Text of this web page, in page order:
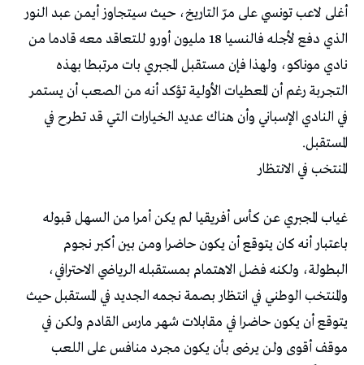
أغلى لاعب تونسي على مرّ التاريخ، حيث سيتجاوز أيمن عبد النور
الذي دفع لأجله فالنسيا 18 مليون أورو للتعاقد معه قادما من
نادي موناكو، ولهذا فإن مستقبل المجبري بات مرتبطا بهذه
التجربة رغم أن المعطيات الأولية تؤكد أنه من الصعب أن يستمر
في النادي الإسباني وأن هناك عديد الخيارات التي قد تطرح في
المستقبل.
المنتخب في الانتظار
غياب المجبري عن كأس أفريقيا لم يكن أمرا من السهل قبوله
باعتبار أنه كان يتوقع أن يكون حاضرا ومن بين أكبر نجوم
البطولة، ولكنه فضل الاهتمام بمستقبله الرياضي الاحترافي،
والمنتخب الوطني في انتظار بصمة نجمه الجديد في المستقبل حيث
يتوقع أن يكون حاضرا في مقابلات شهر مارس القادم ولكن في
موقف أقوى ولن يرضى بأن يكون مجرد منافس على اللعب